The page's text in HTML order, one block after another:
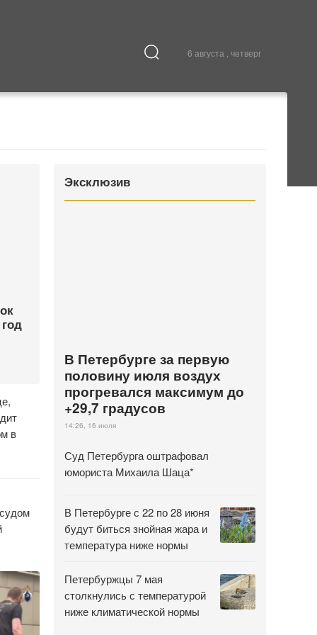
6 августа , четверг
в
Эксклюзив
В Петербурге за первую
половину июля воздух
прогревался максимум до
+29,7 градусов
14:26, 16 июля
Суд Петербурга оштрафовал
юмориста Михаила Шаца*
В Петербурге с 22 по 28 июня
будут биться знойная жара и
температура ниже нормы
Петербуржцы 7 мая
столкнулись с температурой
ниже климатической нормы